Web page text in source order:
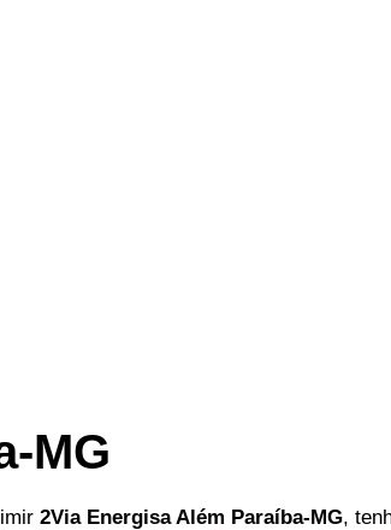
MG
2Via Energisa Além Paraíba-MG,